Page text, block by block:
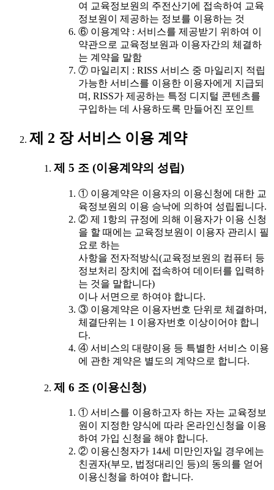
여 교육정보원의 주전산기에 접속하여 교육
정보원이 제공하는 정보를 이용하는 것
⑥ 이용계약 : 서비스를 제공받기 위하여 이
약관으로 교육정보원과 이용자간의 체결하
는 계약을 말함
⑦ 마일리지 : RISS 서비스 중 마일리지 적립
가능한 서비스를 이용한 이용자에게 지급되
며, RISS가 제공하는 특정 디지털 콘텐츠를
구입하는 데 사용하도록 만들어진 포인트
제 2 장 서비스 이용 계약
제 5 조 (이용계약의 성립)
① 이용계약은 이용자의 이용신청에 대한 교
육정보원의 이용 승낙에 의하여 성립됩니다.
② 제 1항의 규정에 의해 이용자가 이용 신청
을 할 때에는 교육정보원이 이용자 관리시 필
요로 하는
사항을 전자적방식(교육정보원의 컴퓨터 등
정보처리 장치에 접속하여 데이터를 입력하
는 것을 말합니다)
이나 서면으로 하여야 합니다.
③ 이용계약은 이용자번호 단위로 체결하며,
체결단위는 1 이용자번호 이상이어야 합니
다.
④ 서비스의 대량이용 등 특별한 서비스 이용
에 관한 계약은 별도의 계약으로 합니다.
제 6 조 (이용신청)
① 서비스를 이용하고자 하는 자는 교육정보
원이 지정한 양식에 따라 온라인신청을 이용
하여 가입 신청을 해야 합니다.
② 이용신청자가 14세 미만인자일 경우에는
친권자(부모, 법정대리인 등)의 동의를 얻어
이용신청을 하여야 합니다.